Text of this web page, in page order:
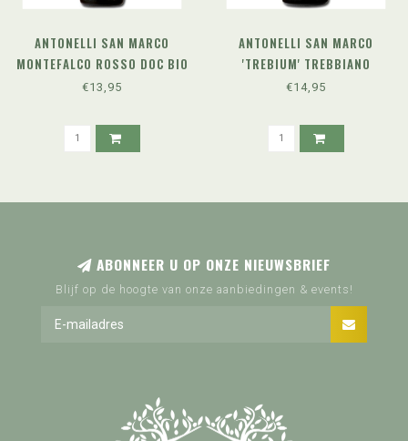
ANTONELLI SAN MARCO
MONTEFALCO ROSSO DOC BIO
(2023)
€13,95
ANTONELLI SAN MARCO
'TREBIUM' TREBBIANO
SPOLETINO DOC (2024)
€14,95
ABONNEER U OP ONZE NIEUWSBRIEF
Blijf op de hoogte van onze aanbiedingen & events!